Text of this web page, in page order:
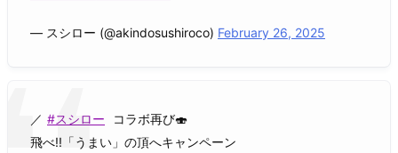
— スシロー (@akindosushiroco) February 26, 2025
／ #スシロー
コラボ再び🍣
飛べ!!「うまい」の頂へキャンペーン